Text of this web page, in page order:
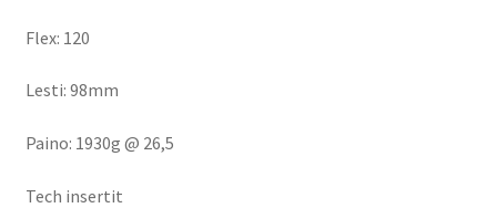
Flex: 120
Lesti: 98mm
Paino: 1930g @ 26,5
Tech insertit